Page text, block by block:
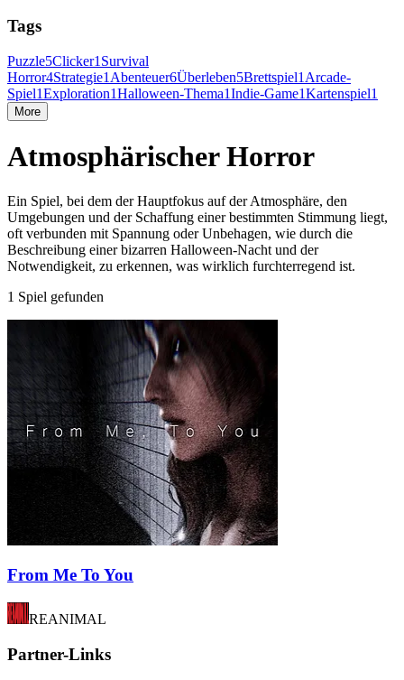
Tags
Puzzle5Clicker1 Survival
Horror4Strategie1 Abenteuer6Überleben5Brettspiel1 Arcade-
Spiel1Exploration1Halloween-Thema1Indie-Game1Kartenspiel1
More
Atmosphärischer Horror
Ein Spiel, bei dem der Hauptfokus auf der Atmosphäre, den
Umgebungen und der Schaffung einer bestimmten Stimmung liegt,
oft verbunden mit Spannung oder Unbehagen, wie durch die
Beschreibung einer bizarren Halloween-Nacht und der
Notwendigkeit, zu erkennen, was wirklich furchterregend ist.
1 Spiel gefunden
From Me To You
REANIMAL
Partner-Links